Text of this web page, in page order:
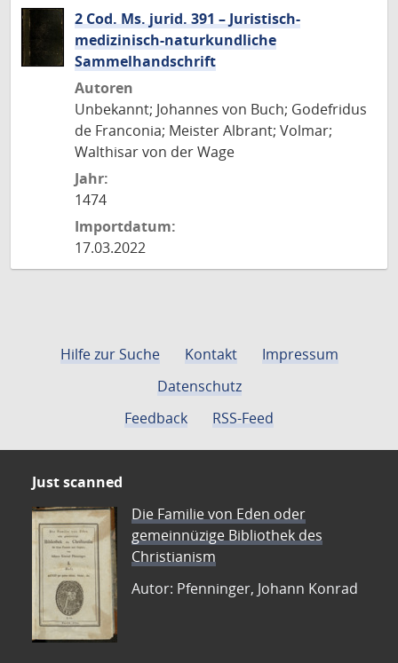
2 Cod. Ms. jurid. 391 – Juristisch-
medizinisch-naturkundliche
Sammelhandschrift
Autoren
Unbekannt; Johannes von Buch; Godefridus
de Franconia; Meister Albrant; Volmar;
Walthisar von der Wage
Jahr:
1474
Importdatum:
17.03.2022
Hilfe zur Suche Kontakt
Impressum
Datenschutz
Feedback
RSS-Feed
Just scanned
Die Familie von Eden oder
gemeinnüzige Bibliothek des
Christianism
Autor: Pfenninger, Johann Konrad